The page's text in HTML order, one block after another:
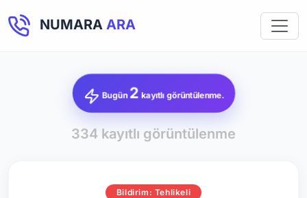
NUMARA ARA
Bugün 2 kayıtlı görüntülenme.
334 kayıtlı görüntülenme
Bildirim: Tehlikeli